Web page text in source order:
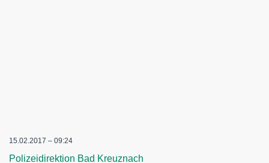
15.02.2017 – 09:24
Polizeidirektion Bad Kreuznach